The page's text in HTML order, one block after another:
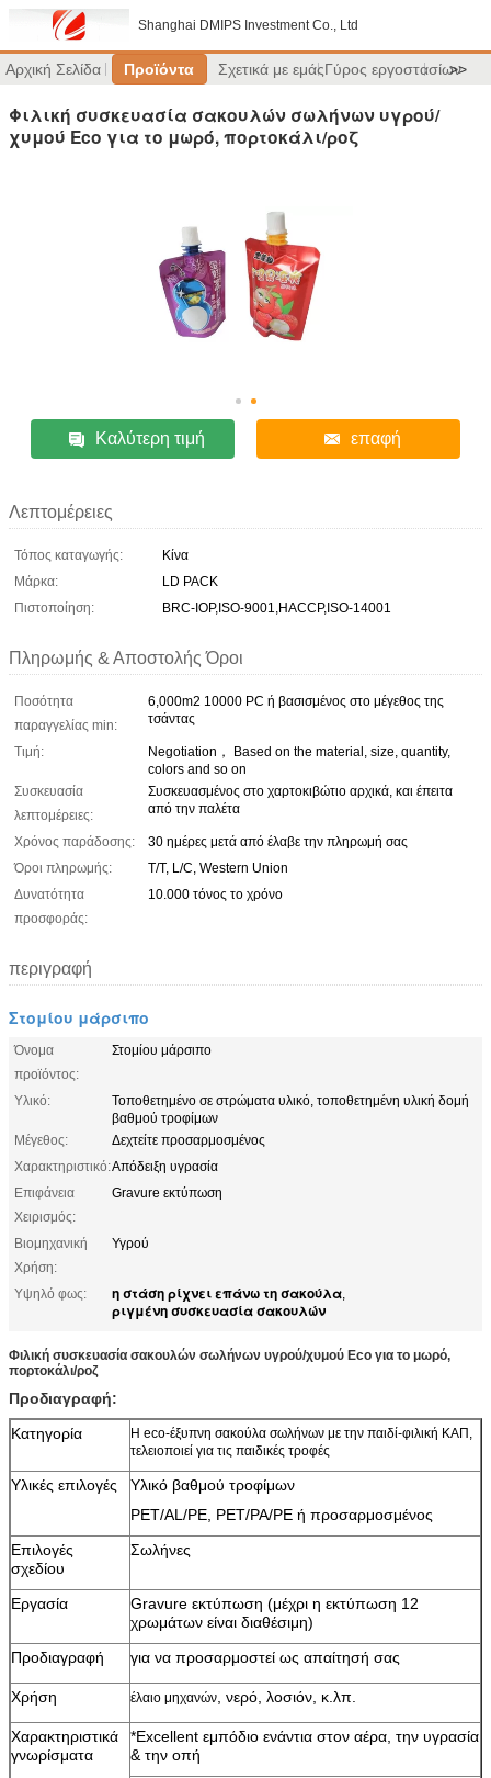
Shanghai DMIPS Investment Co., Ltd
Αρχική Σελίδα Προϊόντα Σχετικά με εμάςΓύρος εργοστασίων
>>
Φιλική συσκευασία σακουλών σωλήνων υγρού/
χυμού Eco για το μωρό, πορτοκάλι/ροζ
Καλύτερη τιμή επαφή
Λεπτομέρειες
Τόπος καταγωγής:
Κίνα
Μάρκα:
LD PACK
Πιστοποίηση:
BRC-IOP,ISO-9001,HACCP,ISO-14001
Πληρωμής & Αποστολής Όροι
Ποσότητα
παραγγελίας min:
6,000m2 10000 PC ή βασισμένος στο μέγεθος της
τσάντας
Τιμή:
Negotiation， Based on the material, size, quantity,
colors and so on
Συσκευασία
λεπτομέρειες:
Συσκευασμένος στο χαρτοκιβώτιο αρχικά, και έπειτα
από την παλέτα
Χρόνος παράδοσης:
30 ημέρες μετά από έλαβε την πληρωμή σας
Όροι πληρωμής:
T/T, L/C, Western Union
Δυνατότητα
προσφοράς:
10.000 τόνος το χρόνο
περιγραφή
Στομίου μάρσιπο
Όνομα
προϊόντος:
Στομίου μάρσιπο
Υλικό:
Τοποθετημένο σε στρώματα υλικό, τοποθετημένη υλική δομή
βαθμού τροφίμων
Μέγεθος:
Δεχτείτε προσαρμοσμένος
Χαρακτηριστικό:Απόδειξη υγρασία
Επιφάνεια
Χειρισμός:
Gravure εκτύπωση
Βιομηχανική
Χρήση:
Υγρού
Υψηλό φως: η στάση ρίχνει επάνω τη σακούλα,
ριγμένη συσκευασία σακουλών
Φιλική συσκευασία σακουλών σωλήνων υγρού/χυμού Eco για το μωρό,
πορτοκάλι/ροζ
Προδιαγραφή:
Κατηγορία
Η eco-έξυπνη σακούλα σωλήνων με την παιδί-φιλική ΚΑΠ,
τελειοποιεί για τις παιδικές τροφές
Υλικές επιλογές
Υλικό βαθμού τροφίμων
PET/AL/PE, PET/PA/PE ή προσαρμοσμένος
Επιλογές
σχεδίου
Σωλήνες
Εργασία
Gravure εκτύπωση (μέχρι η εκτύπωση 12
χρωμάτων είναι διαθέσιμη)
Προδιαγραφή
για να προσαρμοστεί ως απαίτησή σας
Χρήση έλαιο μηχανών , νερό, λοσιόν, κ.λπ.
Χαρακτηριστικά
γνωρίσματα
*Excellent εμπόδιο ενάντια στον αέρα, την υγρασία
& την οπή